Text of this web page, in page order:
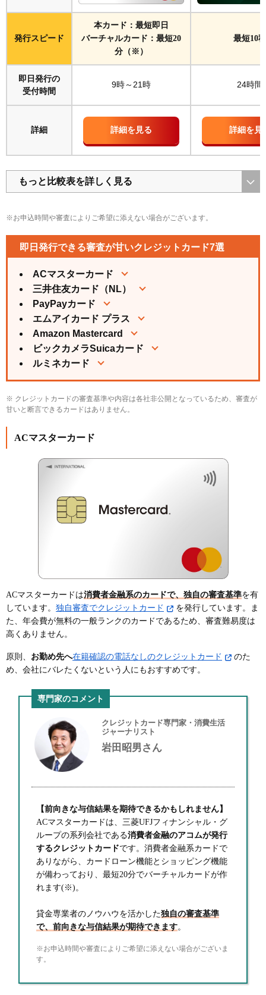
多額の借入れを現在している
短期間に複数のクレジットカードに申し込みをして
いる
本人確認や在籍確認ができなかった
いきなり上位ランクのカードを申し込んだ
クレジットカードの審査に落ちた際の対処法
最低6ヵ月は期間を空けて再申込みする
デビットカードや後払いアプリを代わりに使う
安定収入を作ってから申し込む
即日発行できる審査が甘いクレジットカードに関す
るよくある質問
土日でも即日発行できるクレジットカードはある？
即日発行できるクレジットカードはキャッシングも
即日で利用できる？
必ず審査が通るクレジットカードはある？
発行スピード
本カード：最短即日
バーチャルカード：最短20
分（※）
最短10秒
即日発行の
受付時間
9時～21時 24時間
詳細 詳細を見る 詳細を見
もっと比較表を詳しく見る
※お申込時間や審査によりご希望に添えない場合がございます。
即日発行できる審査が甘いクレジットカード7選
ACマスターカード
三井住友カード（NL）
PayPayカード
エムアイカード プラス
Amazon Mastercard
ビックカメラSuicaカード
ルミネカード
※ クレジットカードの審査基準や内容は各社非公開となっているため、審査が
甘いと断言できるカードはありません。
ACマスターカード
ACマスターカードは消費者金融系のカードで、独自の審査基準を有
しています。 独自審査でクレジットカード
を発行しています。ま
た、年会費が無料の一般ランクのカードであるため、審査難易度は
高くありません。
原則、 お勤め先へ在籍確認の電話なしのクレジットカード
のた
め、会社にバレたくないという人にもおすすめです。
専門家のコメント
クレジットカード専門家・消費生活
ジャーナリスト
岩田昭男さん
【前向きな与信結果を期待できるかもしれません】
ACマスターカードは、三菱UFJフィナンシャル・グ
ループの系列会社である消費者金融のアコムが発行
するクレジットカードです。消費者金融系カードで
ありながら、カードローン機能とショッピング機能
が備わっており、最短20分でバーチャルカードが作
れます(※)。
貸金専業者のノウハウを活かした独自の審査基準
で、前向きな与信結果が期待できます。
※お申込時間や審査によりご希望に添えない場合がございま
す。